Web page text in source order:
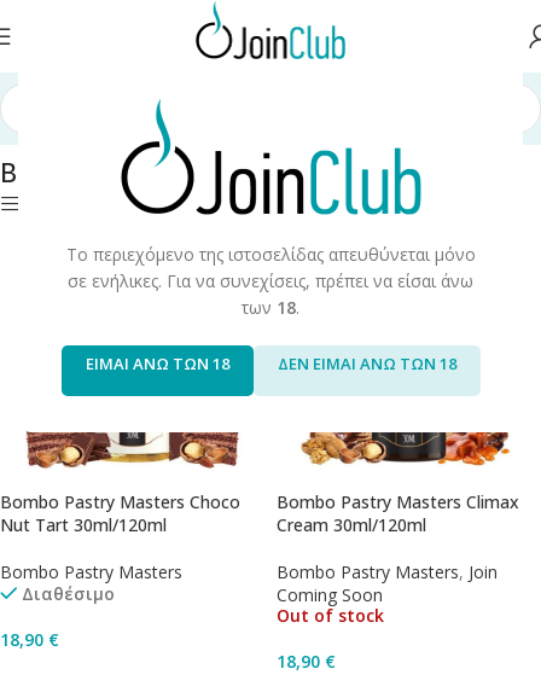
Το περιεχόμενο της ιστοσελίδας απευθύνεται μόνο
σε ενήλικες. Για να συνεχίσεις, πρέπει να είσαι άνω
των 18.
ΕΙΜΑΙ ΑΝΩ ΤΩΝ 18 ΔΕΝ ΕΙΜΑΙ ΑΝΩ ΤΩΝ 18
Long Fills 120ml Bombo Pastry Masters
Bombo Pastry Masters
Bombo Pastry Masters Choco
Nut Tart 30ml/120ml
Bombo Pastry Masters
Διαθέσιμο
18,90 €
Bombo Pastry Masters Climax
Cream 30ml/120ml
Bombo Pastry Masters, Join
Coming Soon
Out of stock
18,90 €